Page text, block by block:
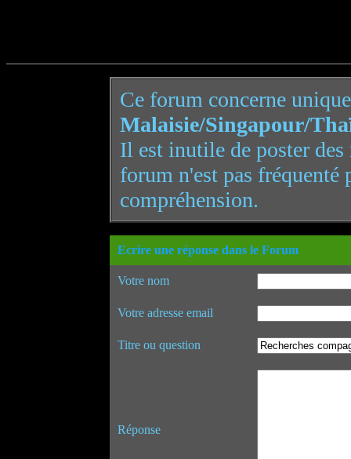
Ce forum concerne
Malaisie/Singapour/
Il est inutile de poster
forum n'est pas
compréhension.
Ecrire une réponse dans le Forum
Votre nom
Votre adresse email
Titre ou question
Réponse